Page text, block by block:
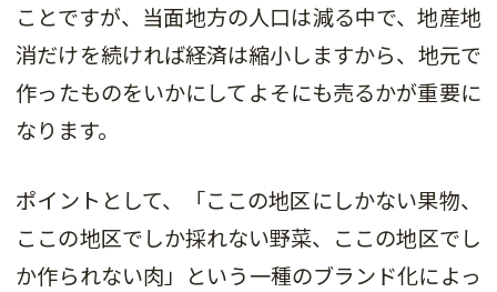
ことですが、当面地方の人口は減る中で、地産地
消だけを続ければ経済は縮小しますから、地元で
作ったものをいかにしてよそにも売るかが重要に
なります。
ポイントとして、「ここの地区にしかない果物、
ここの地区でしか採れない野菜、ここの地区でし
か作られない肉」という一種のブランド化によっ